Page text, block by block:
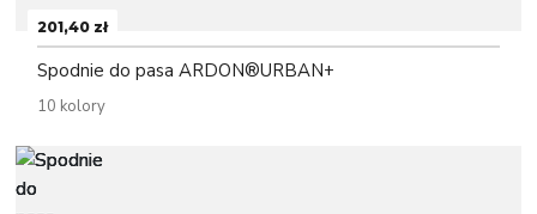
201,40 zł
Spodnie do pasa ARDON®URBAN+
10 kolory